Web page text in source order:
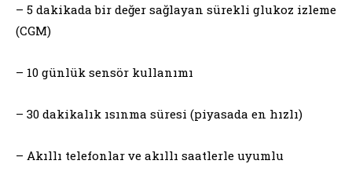
– 5 dakikada bir değer sağlayan sürekli glukoz izleme
(CGM)
– 10 günlük sensör kullanımı
– 30 dakikalık ısınma süresi (piyasada en hızlı)
– Akıllı telefonlar ve akıllı saatlerle uyumlu